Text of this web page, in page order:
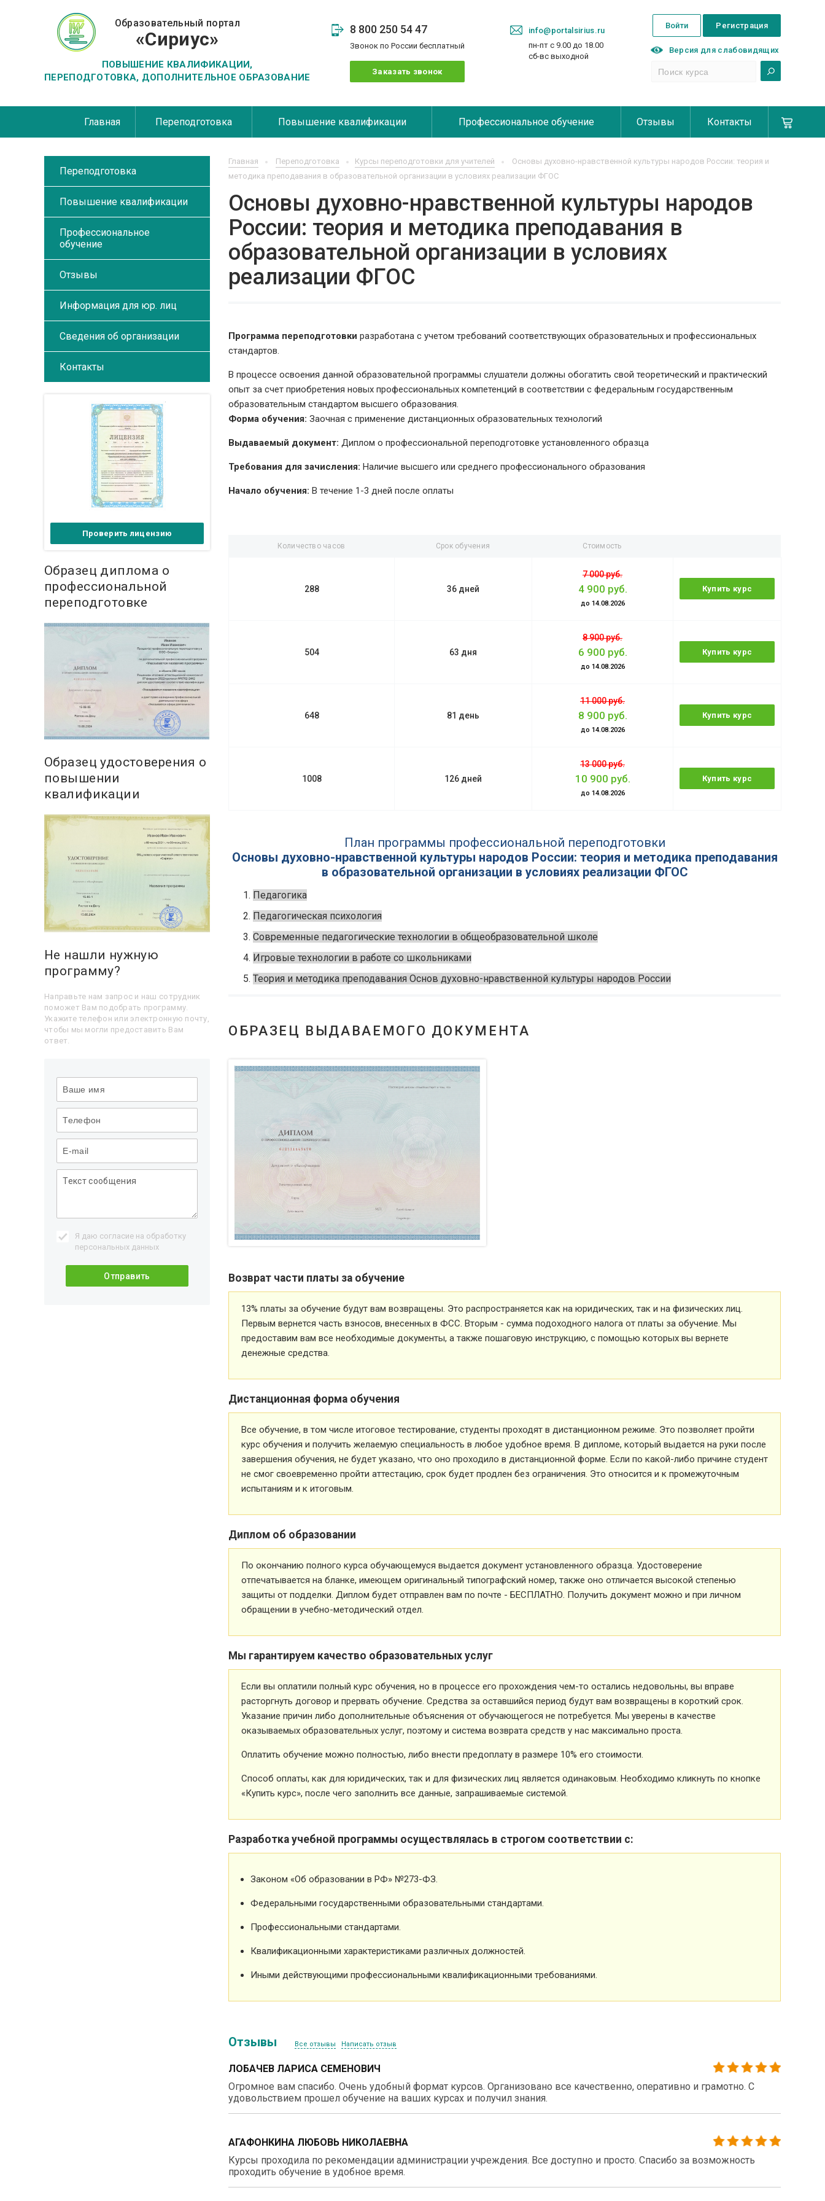
Образовательный портал
«Сириус»
ПОВЫШЕНИЕ КВАЛИФИКАЦИИ,
ПЕРЕПОДГОТОВКА, ДОПОЛНИТЕЛЬНОЕ ОБРАЗОВАНИЕ
8 800 250 54 47
Звонок по России бесплатный
Заказать звонок
info@portalsirius.ru
пн-пт с 9.00 до 18.00
сб-вс выходной
Регистрация
Войти
Версия для слабовидящих
Главная Переподготовка Повышение квалификации Профессиональное обучение Отзывы Контакты
Главная Переподготовка Курсы переподготовки для учителей
Основы духовно-нравственной культуры народов России: теория и
методика преподавания в образовательной организации в условиях реализации ФГОС
Основы духовно-нравственной культуры народов
России: теория и методика преподавания в
образовательной организации в условиях
реализации ФГОС
Программа переподготовки разработана с учетом требований соответствующих образовательных и профессиональных
стандартов.
В процессе освоения данной образовательной программы слушатели должны обогатить свой теоретический и практический
опыт за счет приобретения новых профессиональных компетенций в соответствии с федеральным государственным
образовательным стандартом высшего образования.
Форма обучения: Заочная с применение дистанционных образовательных технологий
Выдаваемый документ: Диплом о профессиональной переподготовке установленного образца
Требования для зачисления: Наличие высшего или среднего профессионального образования
Начало обучения: В течение 1-3 дней после оплаты
Количество часов Срок обучения Стоимость
288 36 дней
7 000 руб.
4 900 руб.
до 14.08.2026
Купить курс
504 63 дня
8 900 руб.
6 900 руб.
до 14.08.2026
Купить курс
648 81 день
11 000 руб.
8 900 руб.
до 14.08.2026
Купить курс
1008 126 дней
13 000 руб.
10 900 руб.
до 14.08.2026
Купить курс
План программы профессиональной переподготовки
Основы духовно-нравственной культуры народов России: теория и методика преподавания
в образовательной организации в условиях реализации ФГОС
Педагогика
Педагогическая психология
Современные педагогические технологии в общеобразовательной школе
Игровые технологии в работе со школьниками
Теория и методика преподавания Основ духовно-нравственной культуры народов России
ОБРАЗЕЦ ВЫДАВАЕМОГО ДОКУМЕНТА
Возврат части платы за обучение
13% платы за обучение будут вам возвращены. Это распространяется как на юридических, так и на физических лиц.
Первым вернется часть взносов, внесенных в ФСС. Вторым - сумма подоходного налога от платы за обучение. Мы
предоставим вам все необходимые документы, а также пошаговую инструкцию, с помощью которых вы вернете
денежные средства.
Дистанционная форма обучения
Все обучение, в том числе итоговое тестирование, студенты проходят в дистанционном режиме. Это позволяет пройти
курс обучения и получить желаемую специальность в любое удобное время. В дипломе, который выдается на руки после
завершения обучения, не будет указано, что оно проходило в дистанционной форме. Если по какой-либо причине студент
не смог своевременно пройти аттестацию, срок будет продлен без ограничения. Это относится и к промежуточным
испытаниям и к итоговым.
Диплом об образовании
По окончанию полного курса обучающемуся выдается документ установленного образца. Удостоверение
отпечатывается на бланке, имеющем оригинальный типографский номер, также оно отличается высокой степенью
защиты от подделки. Диплом будет отправлен вам по почте - БЕСПЛАТНО. Получить документ можно и при личном
обращении в учебно-методический отдел.
Мы гарантируем качество образовательных услуг
Если вы оплатили полный курс обучения, но в процессе его прохождения чем-то остались недовольны, вы вправе
расторгнуть договор и прервать обучение. Средства за оставшийся период будут вам возвращены в короткий срок.
Указание причин либо дополнительные объяснения от обучающегося не потребуется. Мы уверены в качестве
оказываемых образовательных услуг, поэтому и система возврата средств у нас максимально проста.
Оплатить обучение можно полностью, либо внести предоплату в размере 10% его стоимости.
Способ оплаты, как для юридических, так и для физических лиц является одинаковым. Необходимо кликнуть по кнопке
«Купить курс», после чего заполнить все данные, запрашиваемые системой.
Разработка учебной программы осуществлялась в строгом соответствии с:
Законом «Об образовании в РФ» №273-ФЗ.
Федеральными государственными образовательными стандартами.
Профессиональными стандартами.
Квалификационными характеристиками различных должностей.
Иными действующими профессиональными квалификационными требованиями.
Отзывы Все отзывы Написать отзыв
ЛОБАЧЕВ ЛАРИСА СЕМЕНОВИЧ
Огромное вам спасибо. Очень удобный формат курсов. Организовано все качественно, оперативно и грамотно. С
удовольствием прошел обучение на ваших курсах и получил знания.
АГАФОНКИНА ЛЮБОВЬ НИКОЛАЕВНА
Курсы проходила по рекомендации администрации учреждения. Все доступно и просто. Спасибо за возможность
проходить обучение в удобное время.
Переподготовка
Повышение квалификации
Профессиональное
обучение
Отзывы
Информация для юр. лиц
Сведения об организации
Контакты
Проверить лицензию
Образец диплома о
профессиональной
переподготовке
Образец удостоверения о
повышении
квалификации
Не нашли нужную
программу?
Направьте нам запрос и наш сотрудник
поможет Вам подобрать программу.
Укажите телефон или электронную почту,
чтобы мы могли предоставить Вам
ответ.
Я даю согласие на обработку
персональных данных